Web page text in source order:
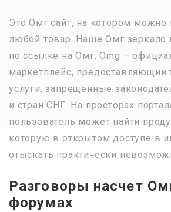
Это Омг сайт, на котором можно
любой товар. Наше Омг зеркало
по ссылке на Омг. Omg –
маркетплейс, предоставляющий
услуги, запрещенные
и стран СНГ. На просторах
пользователь может найти
которую в открытом доступе в
отыскать практически
Разговоры насчет
форумах